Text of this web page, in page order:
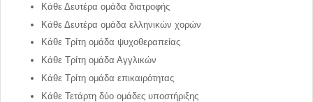
Κάθε Δευτέρα ομάδα διατροφής
Κάθε Δευτέρα ομάδα ελληνικών χορών
Κάθε Τρίτη ομάδα ψυχοθεραπείας
Κάθε Τρίτη ομάδα Αγγλικών
Κάθε Τρίτη ομάδα επικαιρότητας
Κάθε Τετάρτη δύο ομάδες υποστήριξης